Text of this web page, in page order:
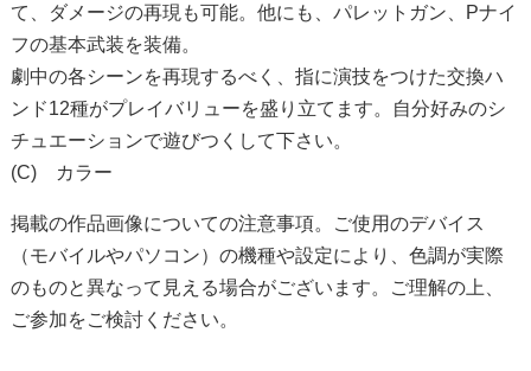
て、ダメージの再現も可能。他にも、パレットガン、Pナイ
フの基本武装を装備。
劇中の各シーンを再現するべく、指に演技をつけた交換ハ
ンド12種がプレイバリューを盛り立てます。自分好みのシ
チュエーションで遊びつくして下さい。
(C) カラー
掲載の作品画像についての注意事項。ご使用のデバイス
（モバイルやパソコン）の機種や設定により、色調が実際
のものと異なって見える場合がございます。ご理解の上、
ご参加をご検討ください。